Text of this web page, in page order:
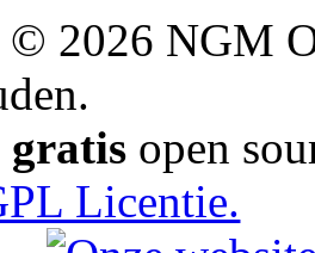
2026 NGM
gratis open
Licentie.